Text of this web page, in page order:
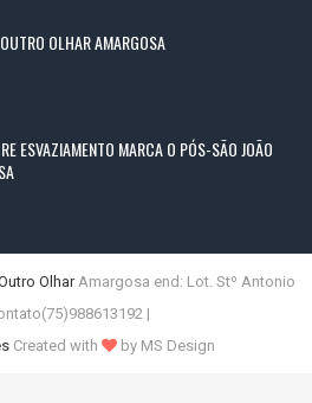
OLHAR AMARGOSA
ESVAZIAMENTO MARCA O PÓS-SÃO JOÃO
OlharAmargosa end: Lot. Stº Antonio
|
Created with by MS Design